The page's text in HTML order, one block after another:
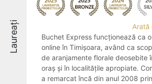
Laureați
Arată
Buchet Express funcționează ca
online în Timișoara, având ca
de aranjamente florale deosebite
oraș și în localitățile apropiate.
a remarcat încă din anul 2008 prin